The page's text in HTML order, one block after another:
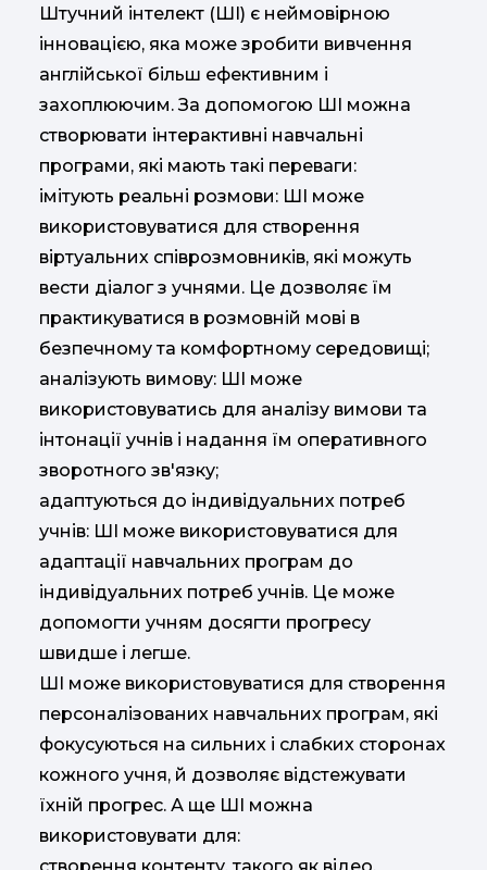
Штучний інтелект (ШІ) є неймовірною
інновацією, яка може зробити вивчення
англійської більш ефективним і
захоплюючим. За допомогою ШІ можна
створювати інтерактивні навчальні
програми, які мають такі переваги:
імітують реальні розмови: ШІ може
використовуватися для створення
віртуальних співрозмовників, які можуть
вести діалог з учнями. Це дозволяє їм
практикуватися в розмовній мові в
безпечному та комфортному середовищі;
аналізують вимову: ШІ може
використовуватись для аналізу вимови та
інтонації учнів і надання їм оперативного
зворотного зв'язку;
адаптуються до індивідуальних потреб
учнів: ШІ може використовуватися для
адаптації навчальних програм до
індивідуальних потреб учнів. Це може
допомогти учням досягти прогресу
швидше і легше.
ШІ може використовуватися для створення
персоналізованих навчальних програм, які
фокусуються на сильних і слабких сторонах
кожного учня, й дозволяє відстежувати
їхній прогрес. А ще ШІ можна
використовувати для: